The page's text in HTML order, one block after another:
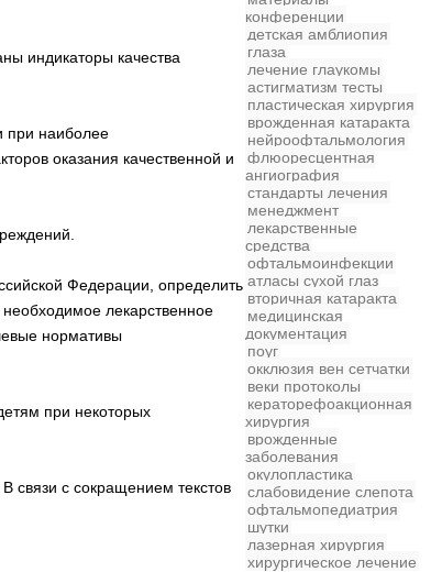
индикаторы качества
при наиболее
оказания качественной и
Федерации, определить
лекарственное
нормативы
при некоторых
связи с сокращением текстов
конференции
детская амблиопия
глаза
лечение глаукомы
астигматизм тесты
пластическая хирургия
врожденная катаракта
нейроофтальмология
флюоресцентная
ангиография
стандарты лечения
менеджмент
лекарственные
средства
офтальмоинфекции
атласы сухой глаз
вторичная катаракта
медицинская
документация
поуг
окклюзия вен сетчатки
веки протоколы
кераторефоакционная
хирургия
врожденные
заболевания
окулопластика
слабовидение слепота
офтальмопедиатрия
шутки
лазерная хирургия
хирургическое лечение